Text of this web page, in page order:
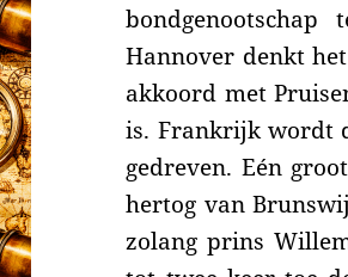
Hannover denkt
akkoord met
is. Frankrijk wordt
gedreven. Eén
hertog van
zolang prins